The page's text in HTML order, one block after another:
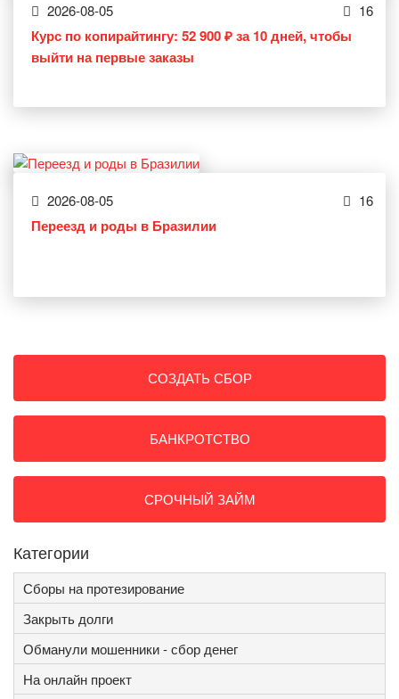
2026-08-05 16
Курс по копирайтингу: 52 900 ₽ за 10 дней, чтобы
выйти на первые заказы
2026-08-05 16
Переезд и роды в Бразилии
СОЗДАТЬ СБОР
БАНКРОТСТВО
СРОЧНЫЙ ЗАЙМ
Категории
Сборы на протезирование
Закрыть долги
Обманули мошенники - сбор денег
На онлайн проект